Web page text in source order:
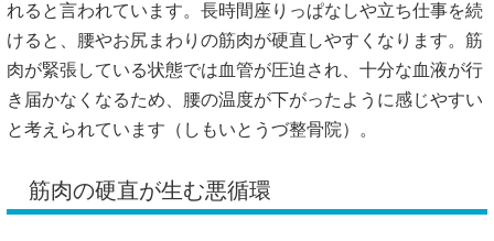
れると言われています。長時間座りっぱなしや立ち仕事を続
けると、腰やお尻まわりの筋肉が硬直しやすくなります。筋
肉が緊張している状態では血管が圧迫され、十分な血液が行
き届かなくなるため、腰の温度が下がったように感じやすい
と考えられています（ しもいとうづ整骨院）。
筋肉の硬直が生む悪循環